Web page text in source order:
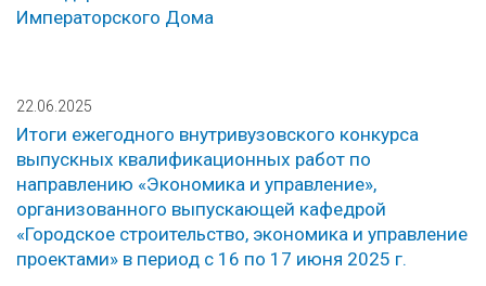
Императорского Дома
22.06.2025
Итоги ежегодного внутривузовского конкурса
выпускных квалификационных работ по
направлению «Экономика и управление»,
организованного выпускающей кафедрой
«Городское строительство, экономика и управление
проектами» в период с 16 по 17 июня 2025 г.